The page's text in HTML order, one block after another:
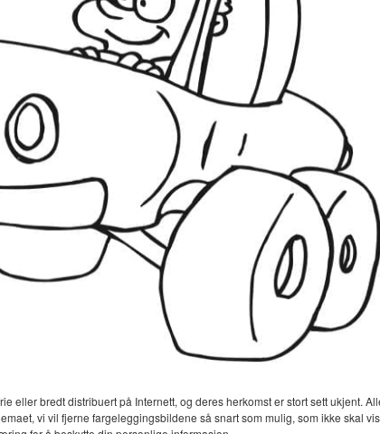
bredt distribuert på Internett, og deres herkomst er stort sett ukjent.
vi vil fjerne fargeleggingsbildene så snart som mulig, som ikke skal